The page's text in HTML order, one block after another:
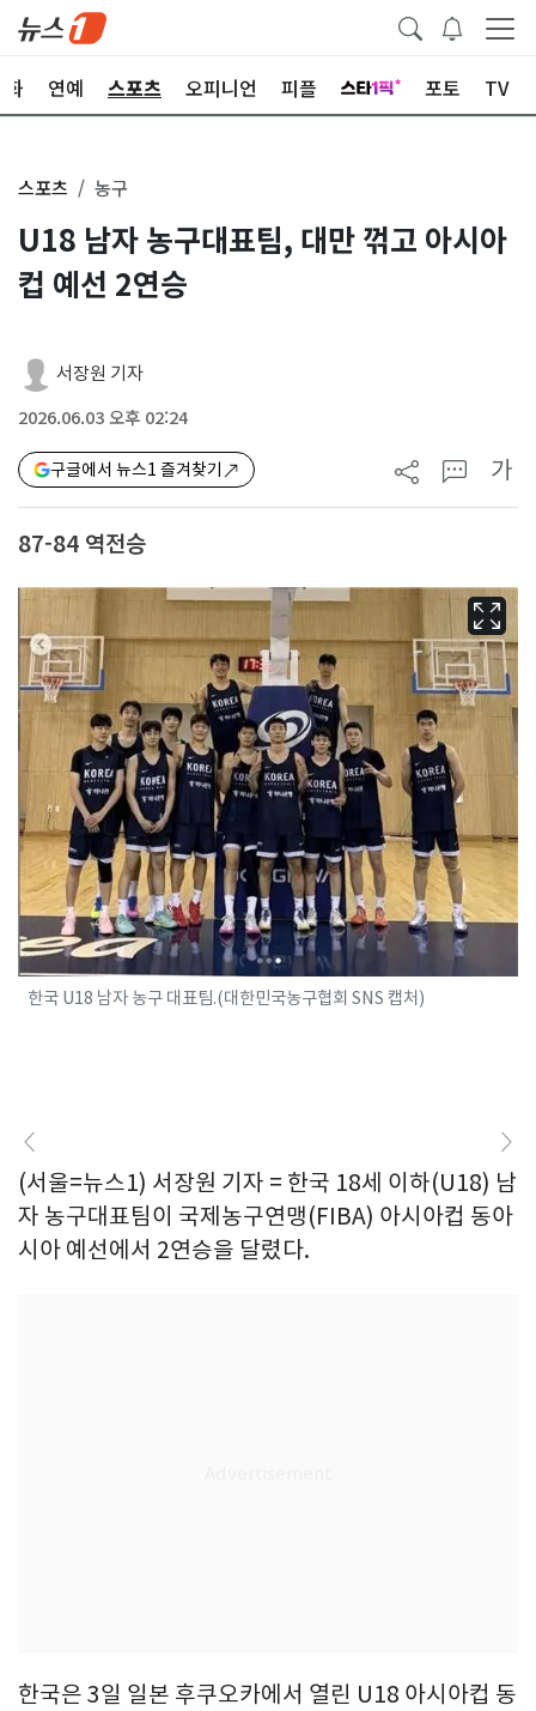
화 연예 스포츠 오피니언 피플 포토 TV
스포츠 농구
U18 남자 농구대표팀, 대만 꺾고 아시아
컵 예선 2연승
서장원 기자
2026.06.03 오후 02:24
구글에서 뉴스1 즐겨찾기 가
87-84 역전승
한국 U18 남자 농구 대표팀.(대한민국농구협회 SNS 캡처)
(서울=뉴스1) 서장원 기자 = 한국 18세 이하(U18) 남
자 농구대표팀이 국제농구연맹(FIBA) 아시아컵 동아
시아 예선에서 2연승을 달렸다.
한국은 3일 일본 후쿠오카에서 열린 U18 아시아컵 동